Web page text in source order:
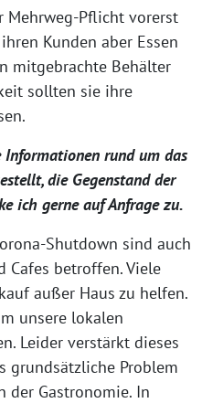
Mehrweg-Pflicht vorerst
Kunden aber Essen
mitgebrachte Behälter
sollten sie ihre
rund um das
die Gegenstand der
ich gerne auf Anfrage zu.
Shutdown sind auch
Cafes betroffen. Viele
außer Haus zu helfen.
unsere lokalen
Leider verstärkt dieses
grundsätzliche Problem
der Gastronomie. In